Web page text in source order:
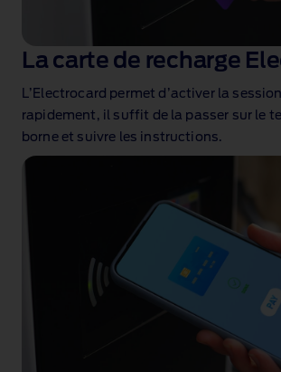
La carte de recharge
L’Electrocard permet d’activer la
rapidement, il suffit de la passer sur le
borne et suivre les instructions.